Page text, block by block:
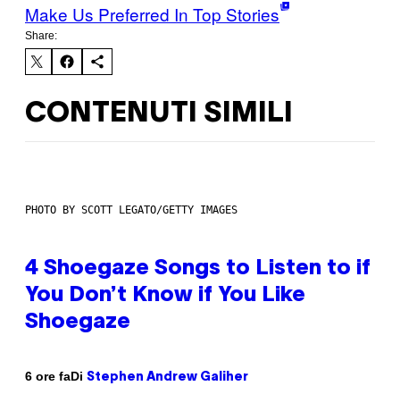
Make Us Preferred In Top Stories
Share:
CONTENUTI SIMILI
PHOTO BY SCOTT LEGATO/GETTY IMAGES
4 Shoegaze Songs to Listen to if
You Don’t Know if You Like
Shoegaze
6 ore faDi Stephen Andrew Galiher